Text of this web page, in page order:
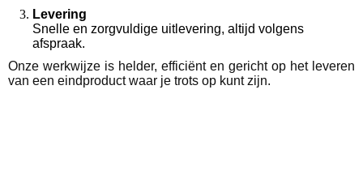
Levering
Snelle en zorgvuldige uitlevering, altijd volgens
afspraak.
Onze werkwijze is helder, efficiënt en gericht op het leveren
van een eindproduct waar je trots op kunt zijn.